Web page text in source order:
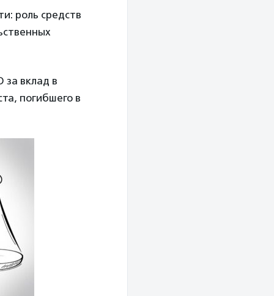
роль средств
вклад в
погибшего в